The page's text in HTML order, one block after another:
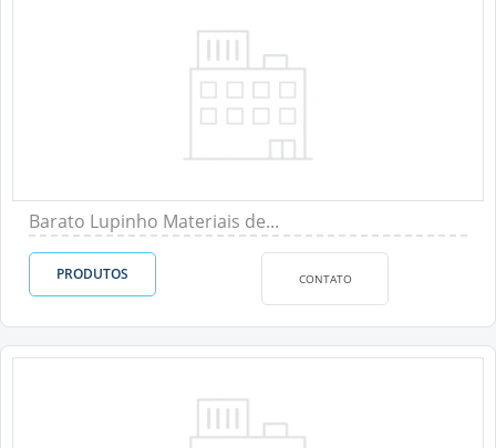
Barato Lupinho Materiais de...
PRODUTOS CONTATO